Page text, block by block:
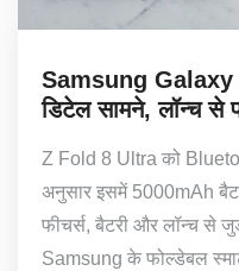
Samsung Galaxy
डिटेल सामने, लॉन्च से
Z Fold 8 Ultra को
अनुसार इसमें 5000mAh
फीचर्स, बैटरी और लॉन्च से
Samsung के फोल्डेबल